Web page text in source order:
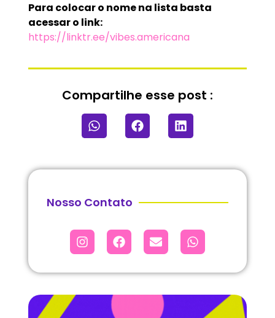
Para colocar o nome na lista basta
acessar o link:
https://linktr.ee/vibes.americana
Compartilhe esse post :
Nosso Contato